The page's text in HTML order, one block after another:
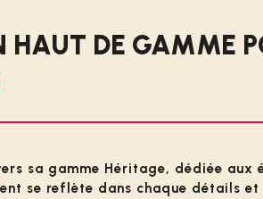
HAUT DE GAMME
sa gamme Héritage, dédiée aux
se reflète dans chaque détails